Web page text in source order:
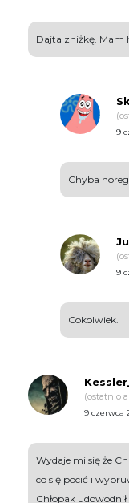
Dajta zniżkę. Mam
9
Chyba
9
Cokolwiek.
(ostatnio
9 czerwca
Wydaje mi się że
co się pocić i
Chłopak